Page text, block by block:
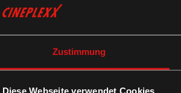
Zustimmung
Diese Webseite verwendet Cookies
/International